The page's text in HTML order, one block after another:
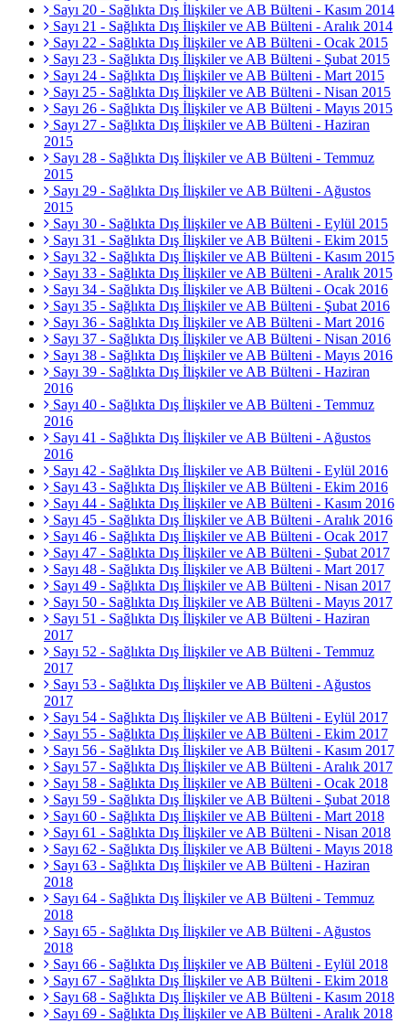
Sayı 20 - Sağlıkta Dış İlişkiler ve AB Bülteni - Kasım 2014
Sayı 21 - Sağlıkta Dış İlişkiler ve AB Bülteni - Aralık 2014
Sayı 22 - Sağlıkta Dış İlişkiler ve AB Bülteni - Ocak 2015
Sayı 23 - Sağlıkta Dış İlişkiler ve AB Bülteni - Şubat 2015
Sayı 24 - Sağlıkta Dış İlişkiler ve AB Bülteni - Mart 2015
Sayı 25 - Sağlıkta Dış İlişkiler ve AB Bülteni - Nisan 2015
Sayı 26 - Sağlıkta Dış İlişkiler ve AB Bülteni - Mayıs 2015
Sayı 27 - Sağlıkta Dış İlişkiler ve AB Bülteni - Haziran
2015
Sayı 28 - Sağlıkta Dış İlişkiler ve AB Bülteni - Temmuz
2015
Sayı 29 - Sağlıkta Dış İlişkiler ve AB Bülteni - Ağustos
2015
Sayı 30 - Sağlıkta Dış İlişkiler ve AB Bülteni - Eylül 2015
Sayı 31 - Sağlıkta Dış İlişkiler ve AB Bülteni - Ekim 2015
Sayı 32 - Sağlıkta Dış İlişkiler ve AB Bülteni - Kasım 2015
Sayı 33 - Sağlıkta Dış İlişkiler ve AB Bülteni - Aralık 2015
Sayı 34 - Sağlıkta Dış İlişkiler ve AB Bülteni - Ocak 2016
Sayı 35 - Sağlıkta Dış İlişkiler ve AB Bülteni - Şubat 2016
Sayı 36 - Sağlıkta Dış İlişkiler ve AB Bülteni - Mart 2016
Sayı 37 - Sağlıkta Dış İlişkiler ve AB Bülteni - Nisan 2016
Sayı 38 - Sağlıkta Dış İlişkiler ve AB Bülteni - Mayıs 2016
Sayı 39 - Sağlıkta Dış İlişkiler ve AB Bülteni - Haziran
2016
Sayı 40 - Sağlıkta Dış İlişkiler ve AB Bülteni - Temmuz
2016
Sayı 41 - Sağlıkta Dış İlişkiler ve AB Bülteni - Ağustos
2016
Sayı 42 - Sağlıkta Dış İlişkiler ve AB Bülteni - Eylül 2016
Sayı 43 - Sağlıkta Dış İlişkiler ve AB Bülteni - Ekim 2016
Sayı 44 - Sağlıkta Dış İlişkiler ve AB Bülteni - Kasım 2016
Sayı 45 - Sağlıkta Dış İlişkiler ve AB Bülteni - Aralık 2016
Sayı 46 - Sağlıkta Dış İlişkiler ve AB Bülteni - Ocak 2017
Sayı 47 - Sağlıkta Dış İlişkiler ve AB Bülteni - Şubat 2017
Sayı 48 - Sağlıkta Dış İlişkiler ve AB Bülteni - Mart 2017
Sayı 49 - Sağlıkta Dış İlişkiler ve AB Bülteni - Nisan 2017
Sayı 50 - Sağlıkta Dış İlişkiler ve AB Bülteni - Mayıs 2017
Sayı 51 - Sağlıkta Dış İlişkiler ve AB Bülteni - Haziran
2017
Sayı 52 - Sağlıkta Dış İlişkiler ve AB Bülteni - Temmuz
2017
Sayı 53 - Sağlıkta Dış İlişkiler ve AB Bülteni - Ağustos
2017
Sayı 54 - Sağlıkta Dış İlişkiler ve AB Bülteni - Eylül 2017
Sayı 55 - Sağlıkta Dış İlişkiler ve AB Bülteni - Ekim 2017
Sayı 56 - Sağlıkta Dış İlişkiler ve AB Bülteni - Kasım 2017
Sayı 57 - Sağlıkta Dış İlişkiler ve AB Bülteni - Aralık 2017
Sayı 58 - Sağlıkta Dış İlişkiler ve AB Bülteni - Ocak 2018
Sayı 59 - Sağlıkta Dış İlişkiler ve AB Bülteni - Şubat 2018
Sayı 60 - Sağlıkta Dış İlişkiler ve AB Bülteni - Mart 2018
Sayı 61 - Sağlıkta Dış İlişkiler ve AB Bülteni - Nisan 2018
Sayı 62 - Sağlıkta Dış İlişkiler ve AB Bülteni - Mayıs 2018
Sayı 63 - Sağlıkta Dış İlişkiler ve AB Bülteni - Haziran
2018
Sayı 64 - Sağlıkta Dış İlişkiler ve AB Bülteni - Temmuz
2018
Sayı 65 - Sağlıkta Dış İlişkiler ve AB Bülteni - Ağustos
2018
Sayı 66 - Sağlıkta Dış İlişkiler ve AB Bülteni - Eylül 2018
Sayı 67 - Sağlıkta Dış İlişkiler ve AB Bülteni - Ekim 2018
Sayı 68 - Sağlıkta Dış İlişkiler ve AB Bülteni - Kasım 2018
Sayı 69 - Sağlıkta Dış İlişkiler ve AB Bülteni - Aralık 2018